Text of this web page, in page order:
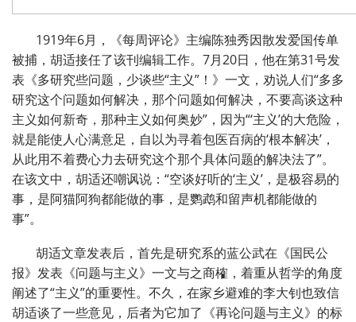
1919年6月，《每周评论》主编陈独秀因散发爱国传单
被捕，胡适接任了该刊编辑工作。7月20日，他在第31号发
表《多研究些问题，少谈些“主义”！》一文，劝说人们“多多
研究这个问题如何解决，那个问题如何解决，不要高谈这种
主义如何新奇，那种主义如何奥妙”，因为“‘主义’的大危险，
就是能使人心满意足，自以为寻着包医百病的‘根本解决’，
从此用不着费心力去研究这个那个具体问题的解决法了”。
在该文中，胡适还嘲讽说：“空谈好听的‘主义’，是极容易的
事，是阿猫阿狗都能做的事，是鹦鹉和留声机都能做的
事”。
胡适文章发表后，首先是研究系的蓝公武在《国民公
报》发表《问题与主义》一文与之商榷，着重从哲学的角度
阐述了“主义”的重要性。不久，在家乡避难的李大钊也致信
胡适谈了一些意见，后者为它加了《再论问题与主义》的标